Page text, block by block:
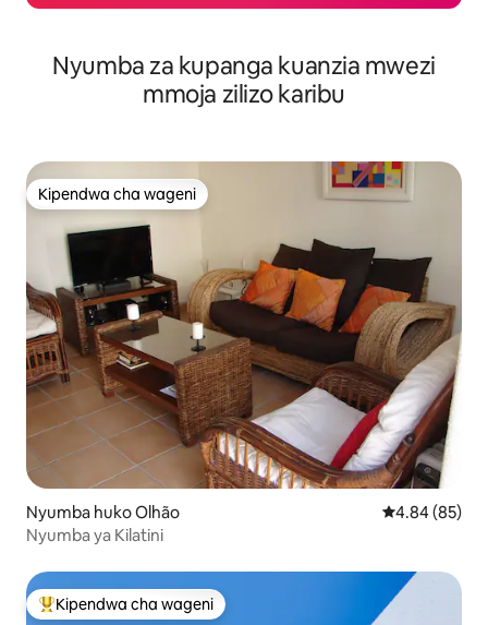
Nyumba za kupanga kuanzia mwezi
mmoja zilizo karibu
Kipendwa cha wageni
Kipendwa cha wageni
Nyumba huko Olhão Ukadiriaji wa
4.84 (85)
Nyumba ya Kilatini
Kipendwa maarufu cha wageni
Kipendwa cha wageni